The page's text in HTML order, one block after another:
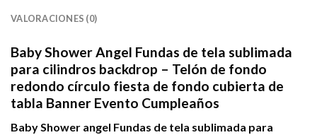
VALORACIONES (0)
Baby Shower Angel Fundas de tela sublimada
para cilindros backdrop – Telón de fondo
redondo círculo fiesta de fondo cubierta de
tabla Banner Evento Cumpleaños
Baby Shower angel Fundas de tela sublimada para